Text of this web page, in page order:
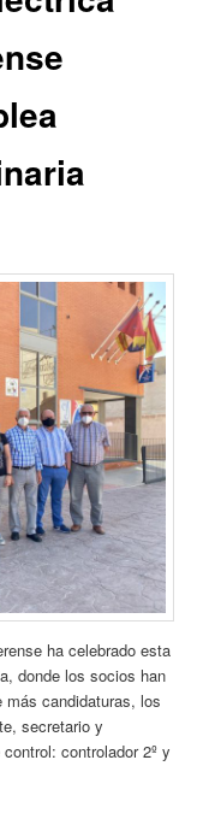
ha celebrado esta
donde los socios han
más candidaturas, los
secretario y
controlador 2º y